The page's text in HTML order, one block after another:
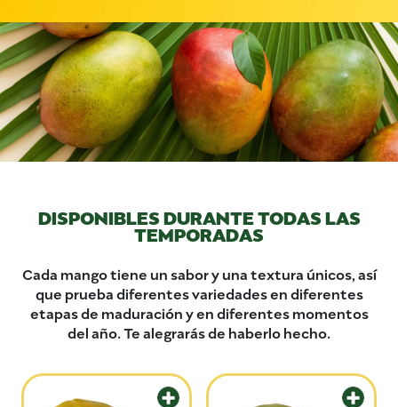
DISPONIBLES DURANTE TODAS LAS
TEMPORADAS
Cada mango tiene un sabor y una textura únicos, así
que prueba diferentes variedades en diferentes
etapas de maduración y en diferentes momentos
del año. Te alegrarás de haberlo hecho.